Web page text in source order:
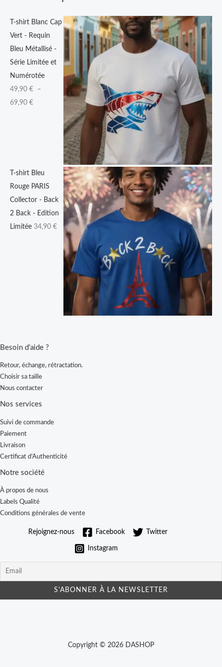
T-shirt Blanc Cap
Vert - Requin
Bleu Métallisé -
Série Limitée et
Numérotée
49,90 €
–
69,90 €
0
€
à
6
9
,
T-shirt Bleu
Rouge PARIS
Collector - Back
2 Back - Edition
Limitée 34,90 €
Besoin d’aide ?
Retour, échange, rétractation.
Choisir sa taille
Nous contacter
Nos services
Suivi de commande
Paiement
Livraison
Certificat d’Authenticité
Notre société
À propos de nous
Labels Qualité
Conditions générales de vente
Rejoignez-nous Facebook Twitter
Instagram
Copyright © 2026 DASHOP